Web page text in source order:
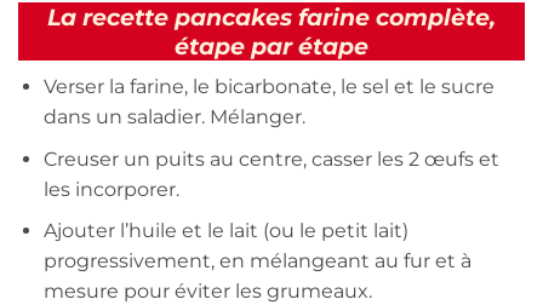
La recette pancakes farine complète,
étape par étape
Verser la farine, le bicarbonate, le sel et le sucre
dans un saladier. Mélanger.
Creuser un puits au centre, casser les 2 œufs et
les incorporer.
Ajouter l’huile et le lait (ou le petit lait)
progressivement, en mélangeant au fur et à
mesure pour éviter les grumeaux.